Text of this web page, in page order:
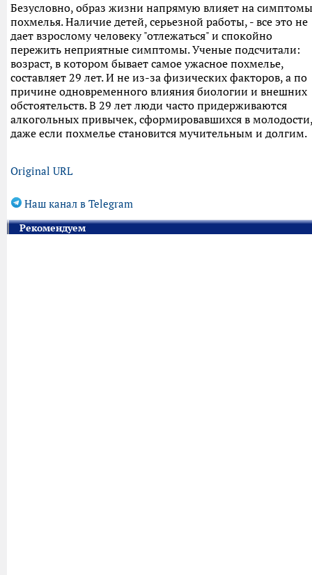
Безусловно, образ жизни напрямую влияет на симптомы
похмелья. Наличие детей, серьезной работы, - все это не
дает взрослому человеку "отлежаться" и спокойно
пережить неприятные симптомы. Ученые подсчитали:
возраст, в котором бывает самое ужасное похмелье,
составляет 29 лет. И не из-за физических факторов, а по
причине одновременного влияния биологии и внешних
обстоятельств. В 29 лет люди часто придерживаются
алкогольных привычек, сформировавшихся в молодости,
даже если похмелье становится мучительным и долгим.
Original URL
Наш канал в Telegram
Рекомендуем